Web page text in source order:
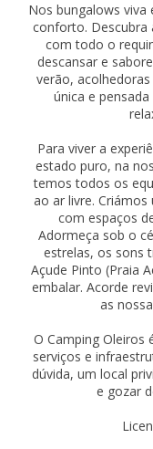
Nos bungalows viva
conforto. Descubra
com todo o
descansar e
verão,
única e
Para viver a
estado puro, na
temos todos os
ao ar livre.
com espaços
Adormeça sob o
estrelas, os sons
Açude Pinto (Praia
embalar. Acorde
as
O Camping Oleiros
serviços e
dúvida, um local
e gozar